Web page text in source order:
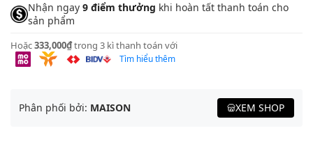
Nhận ngay 9 điểm thưởng khi hoàn tất thanh toán cho
sản phẩm
Hoặc333,000₫trong 3 kì thanh toán với
Tìm hiểu thêm
Phân phối bởi: MAISON XEM SHOP